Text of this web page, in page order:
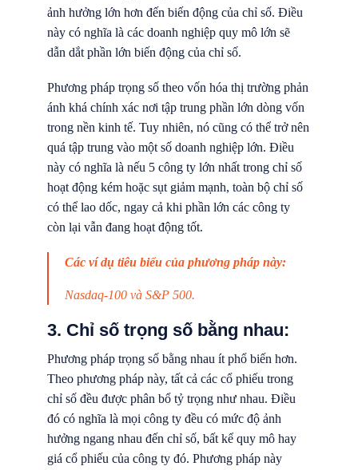
ảnh hưởng lớn hơn đến biến động của chỉ số. Điều
này có nghĩa là các doanh nghiệp quy mô lớn sẽ
dẫn dắt phần lớn biến động của chỉ số.
Phương pháp trọng số theo vốn hóa thị trường phản
ánh khá chính xác nơi tập trung phần lớn dòng vốn
trong nền kinh tế. Tuy nhiên, nó cũng có thể trở nên
quá tập trung vào một số doanh nghiệp lớn. Điều
này có nghĩa là nếu 5 công ty lớn nhất trong chỉ số
hoạt động kém hoặc sụt giảm mạnh, toàn bộ chỉ số
có thể lao dốc, ngay cả khi phần lớn các công ty
còn lại vẫn đang hoạt động tốt.
Các ví dụ tiêu biểu của phương pháp này:
Nasdaq-100 và S&P 500.
3. Chỉ số trọng số bằng nhau:
Phương pháp trọng số bằng nhau ít phổ biến hơn.
Theo phương pháp này, tất cả các cổ phiếu trong
chỉ số đều được phân bổ tỷ trọng như nhau. Điều
đó có nghĩa là mọi công ty đều có mức độ ảnh
hưởng ngang nhau đến chỉ số, bất kể quy mô hay
giá cổ phiếu của công ty đó. Phương pháp này